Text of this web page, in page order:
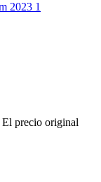
El precio original